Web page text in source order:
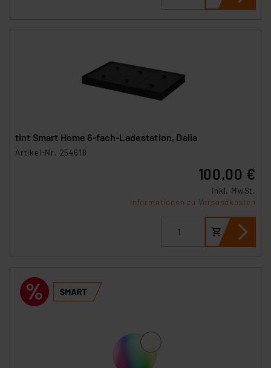
tint Smart Home 6-fach-Ladestation, Dalia
Artikel-Nr. 254618
100,00 €
inkl. MwSt.
Informationen zu Versandkosten